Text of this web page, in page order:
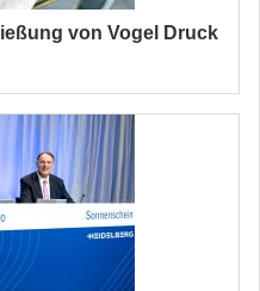
von Vogel Druck